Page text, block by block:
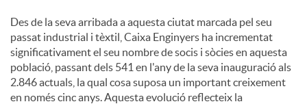
Des de la seva arribada a aquesta ciutat marcada pel seu
passat industrial i tèxtil, Caixa Enginyers ha incrementat
significativament el seu nombre de socis i sòcies en aquesta
població, passant dels 541 en l'any de la seva inauguració als
2.846 actuals, la qual cosa suposa un important creixement
en només cinc anys. Aquesta evolució reflecteix la